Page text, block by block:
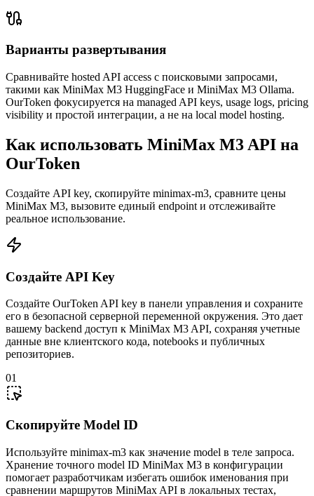
Варианты развертывания
Сравнивайте hosted API access с поисковыми запросами,
такими как MiniMax M3 HuggingFace и MiniMax M3 Ollama.
OurToken фокусируется на managed API keys, usage logs, pricing
visibility и простой интеграции, а не на local model hosting.
Как использовать MiniMax M3 API на
OurToken
Создайте API key, скопируйте minimax-m3, сравните цены
MiniMax M3, вызовите единый endpoint и отслеживайте
реальное использование.
Создайте API Key
Создайте OurToken API key в панели управления и сохраните
его в безопасной серверной переменной окружения. Это дает
вашему backend доступ к MiniMax M3 API, сохраняя учетные
данные вне клиентского кода, notebooks и публичных
репозиториев.
01
Скопируйте Model ID
Используйте minimax-m3 как значение model в теле запроса.
Хранение точного model ID MiniMax M3 в конфигурации
помогает разработчикам избегать ошибок именования при
сравнении маршрутов MiniMax API в локальных тестах,